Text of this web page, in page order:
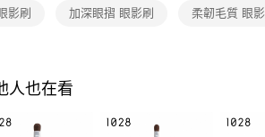
影刷 加深眼摺 眼影刷 柔韌毛質 眼影
人也在看